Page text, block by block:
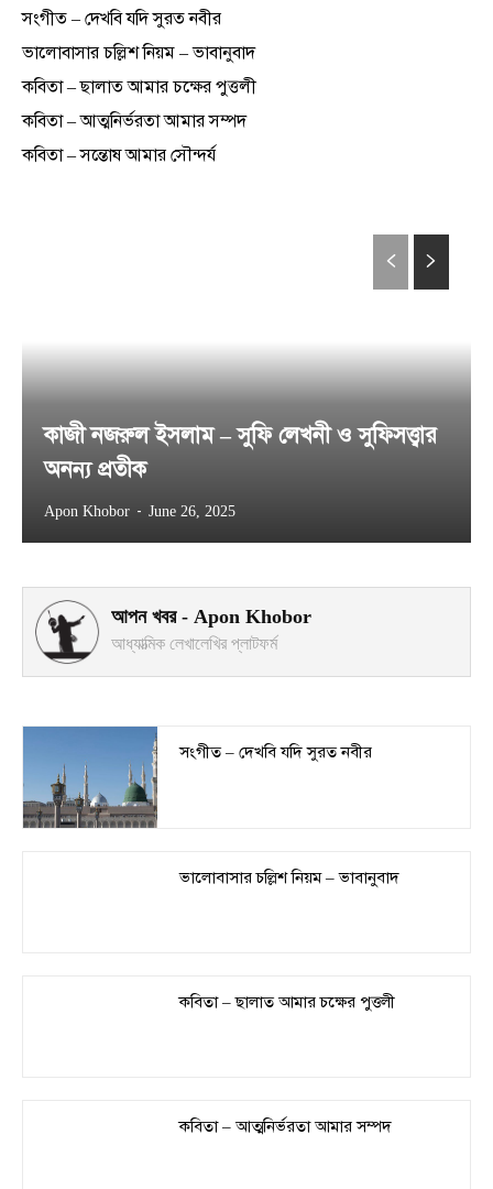
সংগীত – দেখবি যদি সুরত নবীর
ভালোবাসার চল্লিশ নিয়ম – ভাবানুবাদ
কবিতা – ছালাত আমার চক্ষের পুত্তলী
কবিতা – আত্মনির্ভরতা আমার সম্পদ
কবিতা – সন্তোষ আমার সৌন্দর্য
কাজী নজরুল ইসলাম – সুফি লেখনী ও সুফিসত্ত্বার
অনন্য প্রতীক
Apon Khobor - June 26, 2025
আপন খবর - Apon Khobor
আধ্যাত্মিক লেখালেখির প্লাটফর্ম
সংগীত – দেখবি যদি সুরত নবীর
ভালোবাসার চল্লিশ নিয়ম – ভাবানুবাদ
কবিতা – ছালাত আমার চক্ষের পুত্তলী
কবিতা – আত্মনির্ভরতা আমার সম্পদ